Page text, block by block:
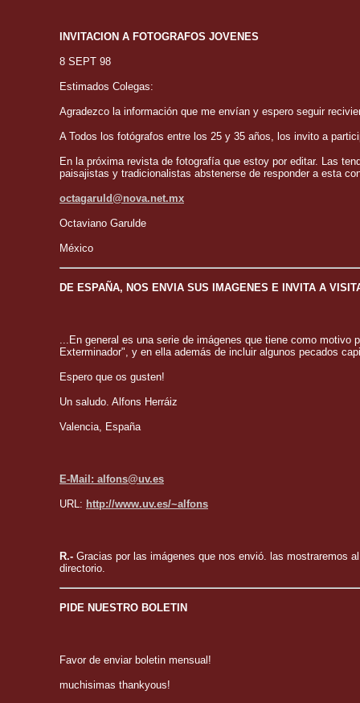
INVITACION A FOTOGRAFOS JOVENES
8 SEPT 98
Estimados Colegas:
Agradezco la información que me envían y espero seguir
A Todos los fotógrafos entre los 25 y 35 años, los invito a
En la próxima revista de fotografía que estoy por editar. Las
paisajistas y tradicionalistas abstenerse de responder a esta
octagaruld@nova.net.mx
Octaviano Garulde
México
DE ESPAÑA, NOS ENVIA SUS IMAGENES E INVITA A
...En general es una serie de imágenes que tiene como
Exterminador", y en ella además de incluir algunos pecados
Espero que os gusten!
Un saludo. Alfons Herráiz
Valencia, España
E-Mail: alfons@uv.es
URL: http://www.uv.es/~alfons
R.- Gracias por las imágenes que nos envió. las mostraremos
directorio.
PIDE NUESTRO BOLETIN
Favor de enviar boletin mensual!
muchisimas thankyous!